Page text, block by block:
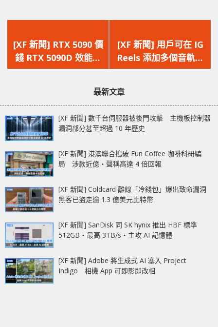
一
篇
文
[XF 新聞] RTX 5090 價
錢 RTX 5090D 效能
NVIDIA 預計 2025 年
一
篇
文
[XF 新聞] 用戶可在 IG
Reels 添加多個音軌
最多 20 條音軌任意剪
最新文章
[XF 新聞] 數千台伺服器被後門攻擊 主機板控制器
漏洞部分甚至超過 10 年歷史
[XF 新聞] 港澳聯合搗破 Fun Coffee 咖啡科研騙
局 涉款近億‧聲稱高達 4 倍回報
[XF 新聞] Coldcard 離線「冷錢包」爆出致命漏洞
黑客已盜走逾 1.3 億美元比特幣
[XF 新聞] SanDisk 同 SK hynix 推出 HBF 標準
512GB‧最高 3TB/s‧主攻 AI 記憶體
[XF 新聞] Adobe 將生成式 AI 塞入 Project
Indigo 相機 App 可即影即改相